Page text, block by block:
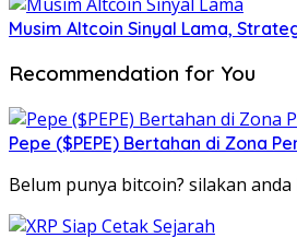
Musim Altcoin Sinyal Lama,
Recommendation for You
Pepe ($PEPE) Bertahan di Zona
Belum punya bitcoin? silakan